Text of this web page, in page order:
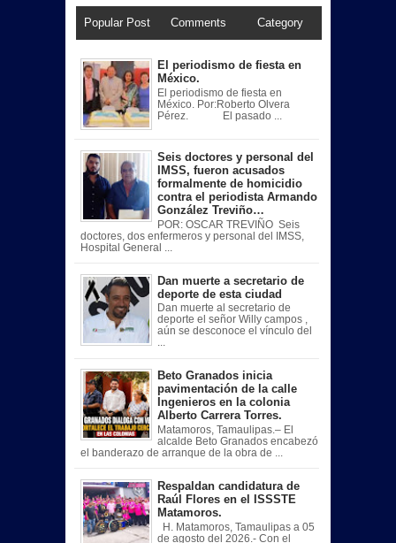
Popular Post Comments Category
El periodismo de fiesta en
México.
El periodismo de fiesta en
México. Por:Roberto Olvera
Pérez. El pasado ...
Seis doctores y personal del
IMSS, fueron acusados
formalmente de homicidio
contra el periodista Armando
González Treviño…
POR: OSCAR TREVIÑO Seis
doctores, dos enfermeros y personal del IMSS,
Hospital General ...
Dan muerte a secretario de
deporte de esta ciudad
Dan muerte al secretario de
deporte el señor Willy campos ,
aún se desconoce el vínculo del
...
Beto Granados inicia
pavimentación de la calle
Ingenieros en la colonia
Alberto Carrera Torres.
Matamoros, Tamaulipas.– El
alcalde Beto Granados encabezó
el banderazo de arranque de la obra de ...
Respaldan candidatura de
Raúl Flores en el ISSSTE
Matamoros.
H. Matamoros, Tamaulipas a 05
de agosto del 2026.- Con el